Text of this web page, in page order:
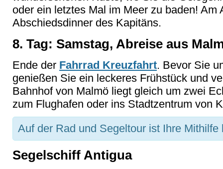
oder ein letztes Mal im Meer zu baden! Am
Abschiedsdinner des Kapitäns.
8. Tag: Samstag, Abreise aus
Ende der Fahrrad Kreuzfahrt. Bevor Sie
genießen Sie ein leckeres Frühstück und
Bahnhof von Malmö liegt gleich um zwei
zum Flughafen oder ins Stadtzentrum von
Auf der Rad und Segeltour ist Ihre
Segelschiff Antigua